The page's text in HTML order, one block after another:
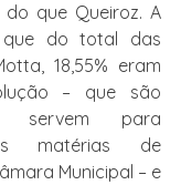
que Queiroz. A
que do total das
18,55% eram
– que são
servem para
matérias de
Municipal – e